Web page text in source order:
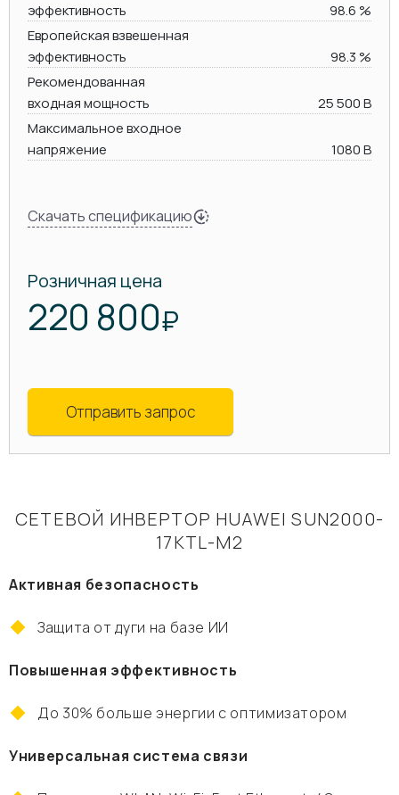
эффективность
98.6 %
Европейская взвешенная
эффективность
98.3 %
Рекомендованная
входная мощность
25 500 В
Максимальное входное
напряжение
1080 В
Скачать спецификацию
Розничная цена
220 800₽
Отправить запрос
СЕТЕВОЙ ИНВЕРТОР HUAWEI SUN2000-
17KTL-М2
Активная безопасность
Защита от дуги на базе ИИ
Повышенная эффективность
До 30% больше энергии с оптимизатором
Универсальная система связи